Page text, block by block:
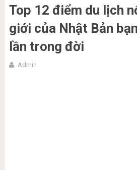
Top 12 điểm du lịch
giới của Nhật Bản
lần trong đời
Admin